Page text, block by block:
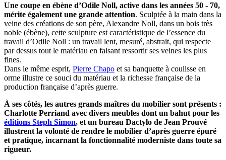
Une coupe en ébène d’Odile Noll, active dans les années 50 - 70,
mérite également une grande attention. Sculptée à la main dans la
veine des créations de son père, Alexandre Noll, dans un bois très
noble (ébène), cette sculpture est caractéristique de l’essence du
travail d’Odile Noll : un travail lent, mesuré, abstrait, qui respecte
par dessus tout le matériau en faisant ressortir ses veines les plus
fines.
Dans le même esprit, Pierre Chapo et sa banquette à coulisse en
orme illustre ce souci du matériau et la richesse française de la
production française d’après guerre.
À ses côtés, les autres grands maîtres du mobilier sont présents :
Charlotte Perriand avec divers meubles dont un bahut pour les
éditions Steph Simon, et un bureau Dactylo de Jean Prouvé
illustrent la volonté de rendre le mobilier d’après guerre épuré
et pratique, incarnant la fonctionnalité moderniste dans toute sa
rigueur.